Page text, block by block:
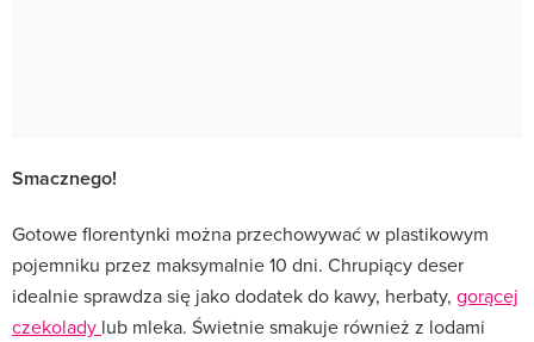
Smacznego!
Gotowe florentynki można przechowywać w plastikowym
pojemniku przez maksymalnie 10 dni. Chrupiący deser
idealnie sprawdza się jako dodatek do kawy, herbaty, gorącej
czekolady lub mleka. Świetnie smakuje również z lodami